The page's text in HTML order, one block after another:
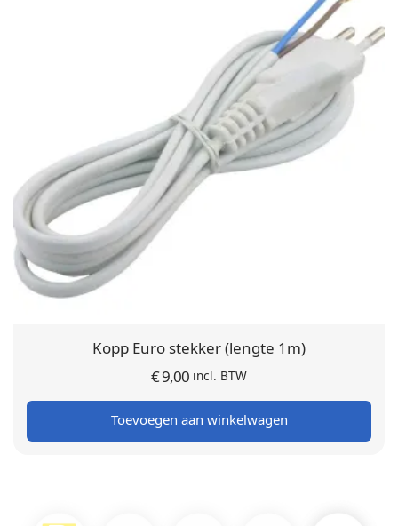
Kopp Euro stekker (lengte 1m)
€9,00 incl. BTW
Toevoegen aan winkelwagen